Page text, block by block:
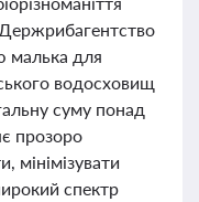
малька для
водосховищ
суму понад
прозоро
мінімізувати
спектр